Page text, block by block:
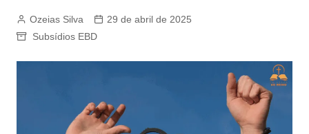
Ozeias Silva
29 de abril de 2025
Subsídios EBD